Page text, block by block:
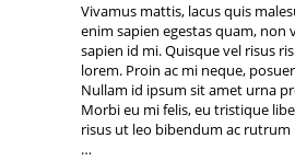
Vivamus mattis, lacus quis
enim sapien egestas quam, non
sapien id mi. Quisque vel risus
lorem. Proin ac mi neque,
Nullam id ipsum sit amet urna
Morbi eu mi felis, eu tristique
risus ut leo bibendum ac
…